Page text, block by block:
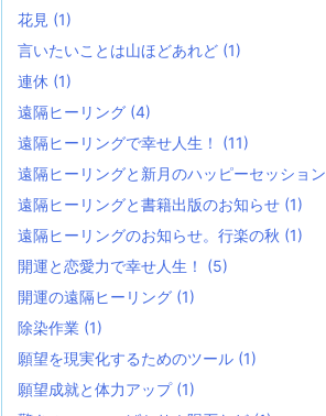
花見 (1)
言いたいことは山ほどあれど (1)
連休 (1)
遠隔ヒーリング (4)
遠隔ヒーリングで幸せ人生！ (11)
遠隔ヒーリングと新月のハッピーセッション
遠隔ヒーリングと書籍出版のお知らせ (1)
遠隔ヒーリングのお知らせ。行楽の秋 (1)
開運と恋愛力で幸せ人生！ (5)
開運の遠隔ヒーリング (1)
除染作業 (1)
願望を現実化するためのツール (1)
願望成就と体力アップ (1)